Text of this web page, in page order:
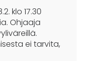
klo 17.30
Ohjaaja
ei tarvita,